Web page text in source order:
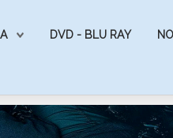
DVD - BLU RAY